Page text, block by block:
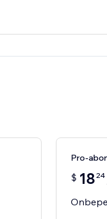
Pro-
$ 18 24